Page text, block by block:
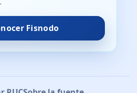
Fisnodo